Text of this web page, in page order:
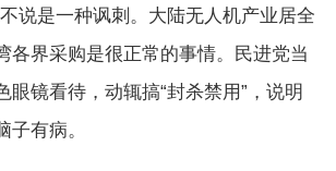
说是一种讽刺。大陆无人机产业居全
各界采购是很正常的事情。民进党当
眼镜看待，动辄搞“封杀禁用”，说明
子有病。